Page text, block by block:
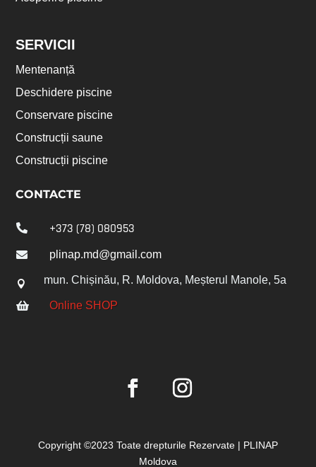
SERVICII
Mentenanță
Deschidere piscine
Conservare piscine
Construсții saune
Construсții piscine
CONTACTE
 +373 (78) 080953
 plinap.md@gmail.com
 mun. Chișinău, R. Moldova, Meșterul Manole, 5a
 Online SHOP
Copyright ©2023 Toate drepturile Rezervate | PLINAP
Moldova